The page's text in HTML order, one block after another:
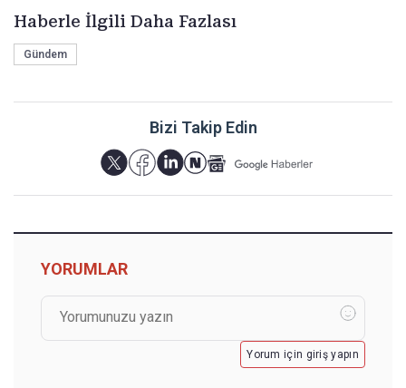
Haberle İlgili Daha Fazlası
Gündem
Bizi Takip Edin
YORUMLAR
Yorum için giriş yapın